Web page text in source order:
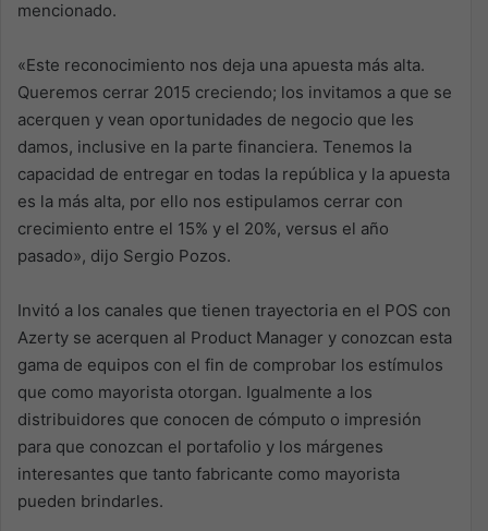
mencionado.
«Este reconocimiento nos deja una apuesta más alta.
Queremos cerrar 2015 creciendo; los invitamos a que se
acerquen y vean oportunidades de negocio que les
damos, inclusive en la parte financiera. Tenemos la
capacidad de entregar en todas la república y la apuesta
es la más alta, por ello nos estipulamos cerrar con
crecimiento entre el 15% y el 20%, versus el año
pasado», dijo Sergio Pozos.
Invitó a los canales que tienen trayectoria en el POS con
Azerty se acerquen al Product Manager y conozcan esta
gama de equipos con el fin de comprobar los estímulos
que como mayorista otorgan. Igualmente a los
distribuidores que conocen de cómputo o impresión
para que conozcan el portafolio y los márgenes
interesantes que tanto fabricante como mayorista
pueden brindarles.